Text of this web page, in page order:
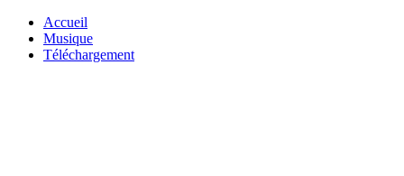
Accueil
Musique
Téléchargement